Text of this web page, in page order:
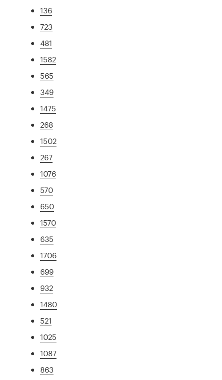
136
723
481
1582
565
349
1475
268
1502
267
1076
570
650
1570
635
1706
699
932
1480
521
1025
1087
863